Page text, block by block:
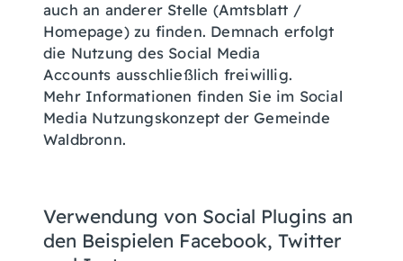
auch an anderer Stelle (Amtsblatt /
Homepage) zu finden. Demnach erfolgt
die Nutzung des Social Media
Accounts ausschließlich freiwillig.
Mehr Informationen finden Sie im Social
Media Nutzungskonzept der Gemeinde
Waldbronn.
Verwendung von Social Plugins an
den Beispielen Facebook, Twitter